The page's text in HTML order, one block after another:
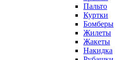
Пальто
Куртки
Бомберы
Жилеты
Жакеты
Накидка